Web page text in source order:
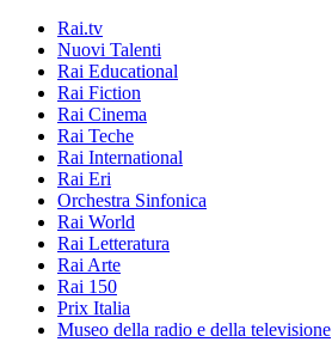
Rai.tv
Nuovi Talenti
Rai Educational
Rai Fiction
Rai Cinema
Rai Teche
Rai International
Rai Eri
Orchestra Sinfonica
Rai World
Rai Letteratura
Rai Arte
Rai 150
Prix Italia
Museo della radio e della televisione